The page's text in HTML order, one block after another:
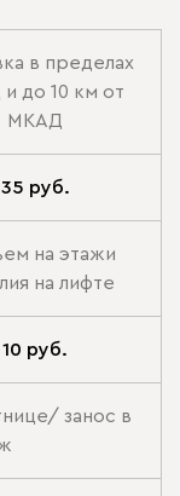
в пределах
до 10 км от
МКАД
35 руб.
на этажи
на лифте
10 руб.
занос в